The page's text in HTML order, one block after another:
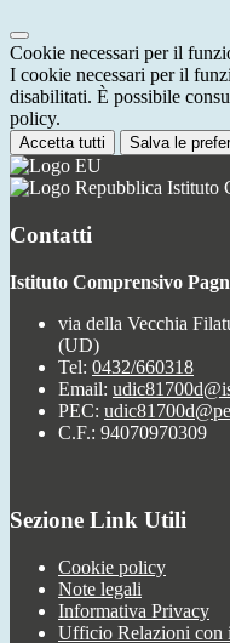
Cookie necessari per il
I cookie necessari per il
disabilitati. È possibile
policy.
Accetta tutti Salva le
Istituto
Contatti
Istituto Comprensivo
via della Vecchia
(UD)
Tel: 0432/660318
Email:
PEC:
C.F.: 94070970309
Sezione Link Utili
Cookie policy
Note legali
Informativa Privacy
Ufficio Relazioni con